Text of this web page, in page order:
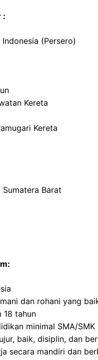
:
(Persero)
Kereta
Kereta
Sumatera Barat
dan rohani yang
18 tahun
minimal SMA/
baik, disiplin, dan
secara mandiri dan